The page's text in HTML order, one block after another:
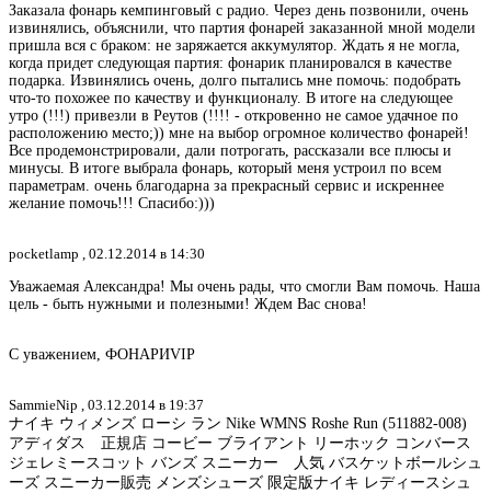
Заказала фонарь кемпинговый с радио. Через день позвонили, очень
извинялись, объяснили, что партия фонарей заказанной мной модели
пришла вся с браком: не заряжается аккумулятор. Ждать я не могла,
когда придет следующая партия: фонарик планировался в качестве
подарка. Извинялись очень, долго пытались мне помочь: подобрать
что-то похожее по качеству и функционалу. В итоге на следующее
утро (!!!) привезли в Реутов (!!!! - откровенно не самое удачное по
расположению место;)) мне на выбор огромное количество фонарей!
Все продемонстрировали, дали потрогать, рассказали все плюсы и
минусы. В итоге выбрала фонарь, который меня устроил по всем
параметрам. очень благодарна за прекрасный сервис и искреннее
желание помочь!!! Спасибо:)))
pocketlamp , 02.12.2014 в 14:30
Уважаемая Александра! Мы очень рады, что смогли Вам помочь. Наша
цель - быть нужными и полезными! Ждем Вас снова!
С уважением, ФОНАРИVIP
SammieNip , 03.12.2014 в 19:37
ナイキ ウィメンズ ローシ ラン Nike WMNS Roshe Run (511882-008)
アディダス 正規店 コービー ブライアント リーホック コンバース
ジェレミースコット バンズ スニーカー 人気 バスケットボールシュ
ーズ スニーカー販売 メンズシューズ 限定版ナイキ レディースシュ